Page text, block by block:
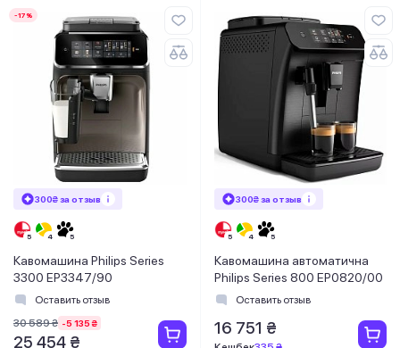
-17%
300₴ за отзыв
Кавомашина Philips Series
3300 EP3347/90
Оставить отзыв
30 589 ₴ -5 135 ₴
25 454 ₴
300₴ за отзыв
Кавомашина автоматична
Philips Series 800 EP0820/00
Оставить отзыв
16 751 ₴